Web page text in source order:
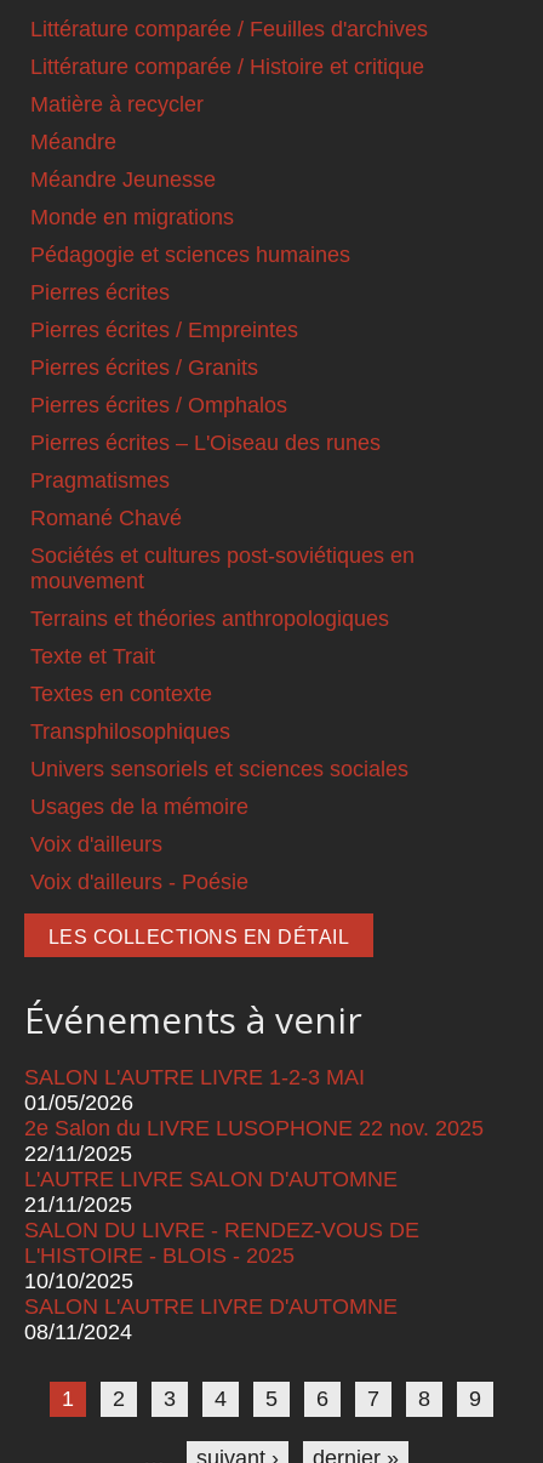
Littérature comparée / Feuilles d'archives
Littérature comparée / Histoire et critique
Matière à recycler
Méandre
Méandre Jeunesse
Monde en migrations
Pédagogie et sciences humaines
Pierres écrites
Pierres écrites / Empreintes
Pierres écrites / Granits
Pierres écrites / Omphalos
Pierres écrites – L'Oiseau des runes
Pragmatismes
Romané Chavé
Sociétés et cultures post-soviétiques en
mouvement
Terrains et théories anthropologiques
Texte et Trait
Textes en contexte
Transphilosophiques
Univers sensoriels et sciences sociales
Usages de la mémoire
Voix d'ailleurs
Voix d'ailleurs - Poésie
LES COLLECTIONS EN DÉTAIL
Événements à venir
SALON L'AUTRE LIVRE 1-2-3 MAI
01/05/2026
2e Salon du LIVRE LUSOPHONE 22 nov. 2025
22/11/2025
L'AUTRE LIVRE SALON D'AUTOMNE
21/11/2025
SALON DU LIVRE - RENDEZ-VOUS DE
L'HISTOIRE - BLOIS - 2025
10/10/2025
SALON L'AUTRE LIVRE D'AUTOMNE
08/11/2024
Pages
1 2 3 4 5 6 7 8 9
… suivant › dernier »